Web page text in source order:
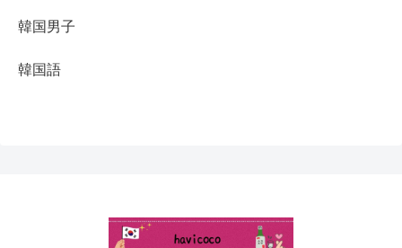
韓国男子
韓国語